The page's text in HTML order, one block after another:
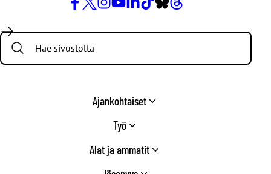
/
Twitter
Search:
Ajankohtaiset
Työ
Alat ja ammatit